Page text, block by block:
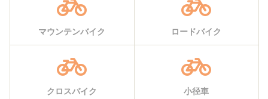
マウンテンバイク ロードバイク
クロスバイク 小径車